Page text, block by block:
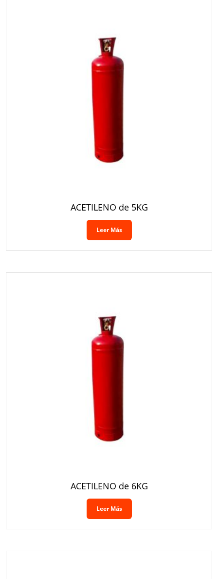
ACETILENO de 5KG
Leer Más
ACETILENO de 6KG
Leer Más